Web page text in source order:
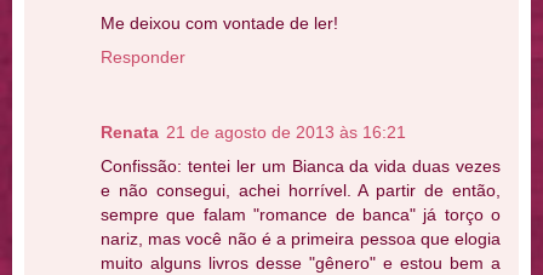
Me deixou com vontade de ler!
Responder
Renata 21 de agosto de 2013 às 16:21
Confissão: tentei ler um Bianca da vida duas vezes
e não consegui, achei horrível. A partir de então,
sempre que falam "romance de banca" já torço o
nariz, mas você não é a primeira pessoa que elogia
muito alguns livros desse "gênero" e estou bem a